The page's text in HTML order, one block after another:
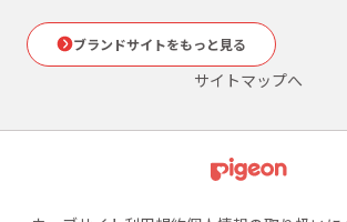
ブランドサイトをもっと見る
サイトマップへ